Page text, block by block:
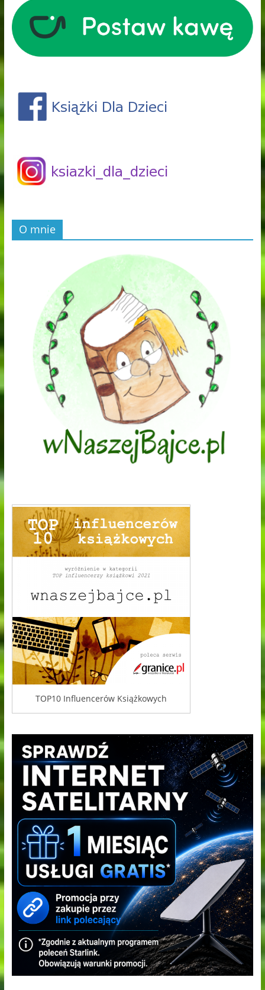
O mnie
TOP10 Influencerów Książkowych